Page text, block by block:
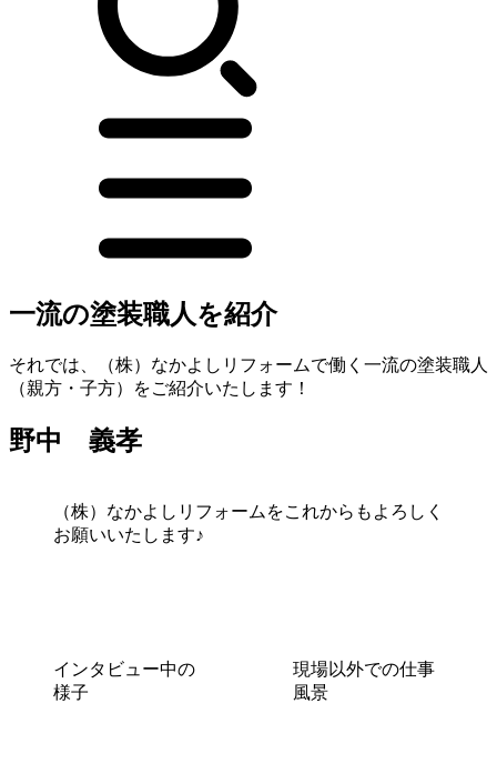
一流の塗装職人を紹介
それでは、（株）なかよしリフォームで働く一流の塗装職人
（親方・子方）をご紹介いたします！
野中 義孝
（株）なかよしリフォームをこれからもよろしく
お願いいたします♪
インタビュー中の
様子
現場以外での仕事
風景